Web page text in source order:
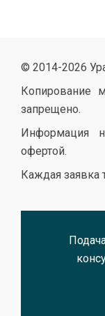
© 2014-2026
Копирование
запрещено.
Информация
офертой.
Каждая заявка